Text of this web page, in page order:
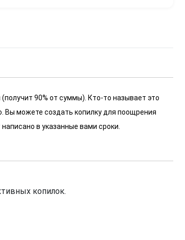
90% от суммы). Кто-то называет это
Вы можете создать копилку для поощрения
в указанные вами сроки.
копилок.